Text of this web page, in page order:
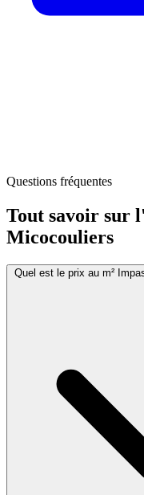
Questions fréquentes
Tout savoir sur
Micocouliers
Quel est le prix au m²